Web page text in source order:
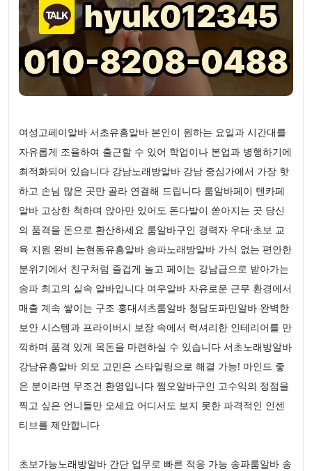
여성고페이알바 서초유흥알바 본인이 원하는 요일과 시간대를
자유롭게 조율하여 출근할 수 있어 학업이나 본업과 병행하기에
최적화되어 있습니다 강남노래방알바 강남 중심가에서 가장 핫
하고 손님 많은 곳만 골라 연결해 드립니다 룸알바페이 텐카페
알바 고상한 척하며 앉아만 있어도 돈다발이 쏟아지는 곳 당신
의 품격을 돈으로 환산하세요 룸알바구인 경력자 우대·초보 교
육 지원 완비 논현동유흥알바 송파노래방알바 가식 없는 편안한
분위기에서 친구처럼 즐겁게 놀고 페이는 강남급으로 받아가는
송파 최고의 실속 알바입니다 여우알바 자유로운 근무 환경에서
매출 계속 쌓이는 구조 홍대셔츠룸알바 청담도파민알바 완벽한
보안 시스템과 프라이버시 보장 속에서 럭셔리한 인테리어를 만
끽하며 품격 있게 목돈을 마련하실 수 있습니다 서초노래방알바
강남유흥알바 외모 고민은 스타일링으로 해결 가능! 마인드 좋
은 분이라면 무조건 환영입니다 쩜오알바구인 고수익의 정점을
찍고 싶은 언니들만 오세요 어디서도 보지 못한 파격적인 인센
티브를 제안합니다
초보가능노래방알바 간단 업무로 빠른 적응 가능 송파룸알바 송